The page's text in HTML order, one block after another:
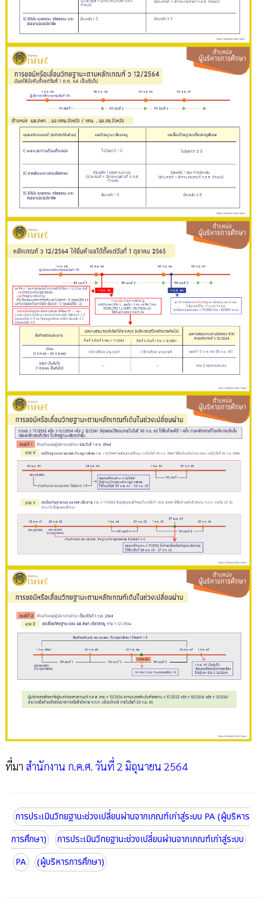
ที่มา สำนักงาน ก.ค.ศ. วันที่ 2 มิถุนายน 2564
การประเมินวิทยฐานะช่วงเปลี่ยนผ่านจากเกณฑ์เก่าสู่ระบบ PA (ผู้บริหาร
การศึกษา)
การประเมินวิทยฐานะช่วงเปลี่ยนผ่านจากเกณฑ์เก่าสู่ระบบ
PA
(ผู้บริหารการศึกษา)